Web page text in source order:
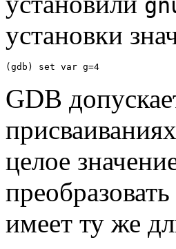
установки
GDB
целое
имеет ту же